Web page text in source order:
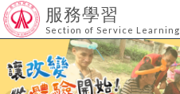
服務學習
Section of Service Learning